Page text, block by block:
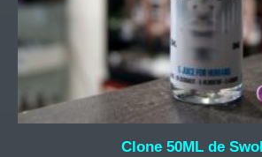
Clone 50ML de